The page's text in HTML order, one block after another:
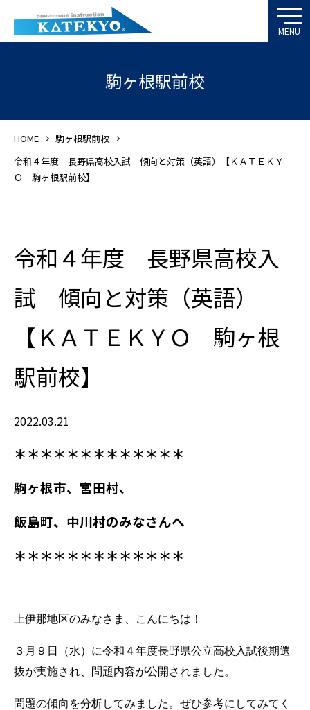
駒ヶ根駅前校
HOME
駒ヶ根駅前校
令和４年度 長野県高校入試 傾向と対策（英語）【ＫＡＴＥＫＹ
Ｏ 駒ヶ根駅前校】
令和４年度 長野県高校入
試 傾向と対策（英語）
【ＫＡＴＥＫＹＯ 駒ヶ根
駅前校】
2022.03.21
＊＊＊＊＊＊＊＊＊＊＊＊＊
駒ヶ根市、宮田村、
飯島町、中川村のみなさんへ
＊＊＊＊＊＊＊＊＊＊＊＊＊
上伊那地区のみなさま、こんにちは！
３月９日（水）に令和４年度長野県公立高校入試後期選
抜が実施され、問題内容が公開されました。
問題の傾向を分析してみました。ぜひ参考にしてみてく